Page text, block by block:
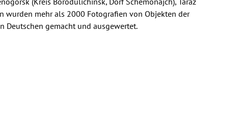
wurden mehr als 2000 Fotografien von Objekten der
Deutschen gemacht und ausgewertet.